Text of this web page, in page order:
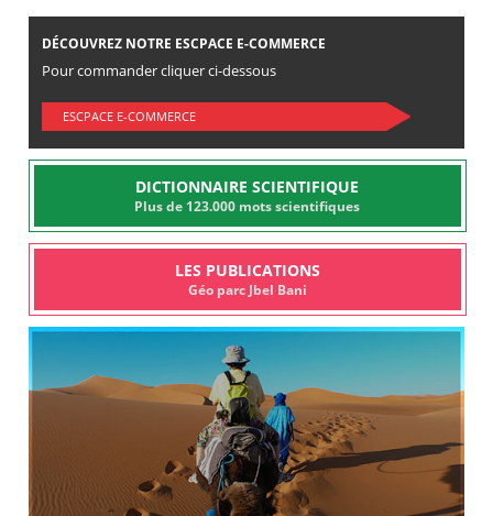
DÉCOUVREZ NOTRE ESCPACE E-COMMERCE
Pour commander cliquer ci-dessous
ESCPACE E-COMMERCE
DICTIONNAIRE SCIENTIFIQUE
Plus de 123.000 mots scientifiques
LES PUBLICATIONS
Géo parc Jbel Bani